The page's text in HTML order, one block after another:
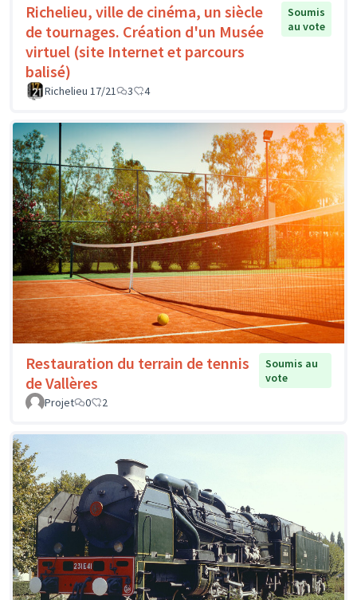
Richelieu, ville de cinéma, un siècle
de tournages. Création d'un Musée
virtuel (site Internet et parcours
balisé)
Soumis
au vote
Richelieu 17/21 3 4
Restauration du terrain de tennis
de Vallères
Soumis au
vote
Projet
0 2